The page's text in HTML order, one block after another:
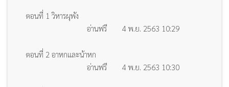
ตอนที่ 1 วิหารผุพัง
อ่านฟรี
4 พ.ย. 2563 10:29
ตอนที่ 2 อาหกและน้าหก
อ่านฟรี
4 พ.ย. 2563 10:30